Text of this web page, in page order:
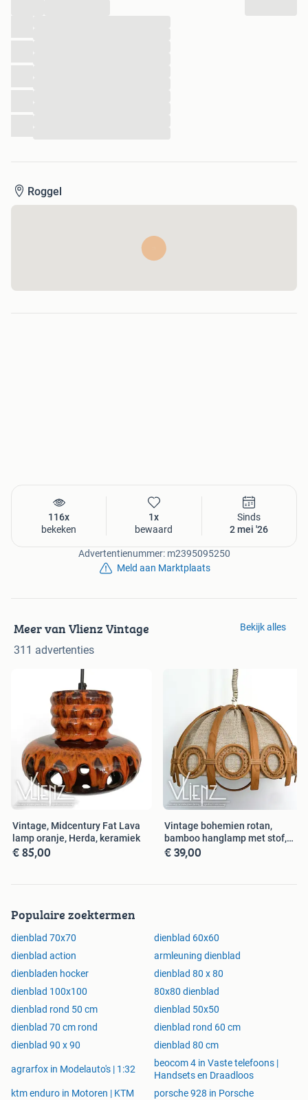
Roggel
116x
bekeken
1x
bewaard
Sinds
2 mei '26
Advertentienummer: m2395095250
Meld aan Marktplaats
Meer van Vlienz Vintage
311 advertenties
Bekijk alles
Vintage, Midcentury Fat Lava
lamp oranje, Herda, keramiek
€ 85,00
Vintage bohemien rotan,
bamboo hanglamp met stof,
retro
€ 39,00
Populaire zoektermen
dienblad 70x70
dienblad 60x60
dienblad action
armleuning dienblad
dienbladen hocker
dienblad 80 x 80
dienblad 100x100
80x80 dienblad
dienblad rond 50 cm
dienblad 50x50
dienblad 70 cm rond
dienblad rond 60 cm
dienblad 90 x 90
dienblad 80 cm
agrarfox in Modelauto's | 1:32
beocom 4 in Vaste telefoons |
Handsets en Draadloos
ktm enduro in Motoren | KTM
porsche 928 in Porsche